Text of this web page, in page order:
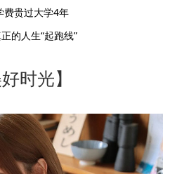
费贵过大学4年
的人生“起跑线”
好时光】